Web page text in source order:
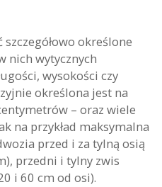
określone
nich wytycznych
wysokości czy
określona jest na
– oraz wiele
na przykład maksymalna
przed i za tylną osią
przedni i tylny zwis
i 60 cm od osi).